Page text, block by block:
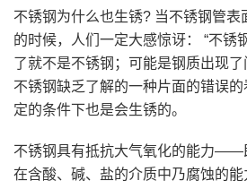
不锈钢为什么也生锈? 当不锈钢管表
的时候，人们一定大感惊讶： “不锈
了就不是不锈钢；可能是钢质出现了
不锈钢缺乏了解的一种片面的错误
定的条件下也是会生锈的。
不锈钢具有抵抗大气氧化的能力——
在含酸、碱、盐的介质中乃腐蚀的